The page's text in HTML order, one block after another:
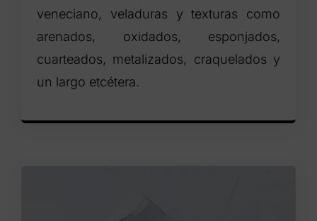
veneciano, veladuras y texturas como
arenados, oxidados, esponjados,
cuarteados, metalizados, craquelados y
un largo etcétera.